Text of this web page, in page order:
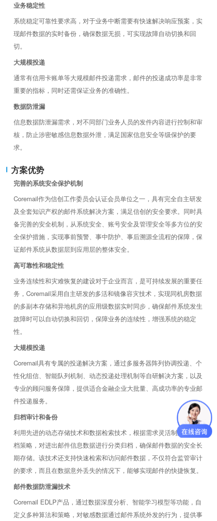
业务稳定性
系统稳定可靠性要求高，对于业务中断需要有快速解决响应预案，实
现邮件数据的实时备份，确保数据无损，可实现故障自动切换和回
切。
大规模投递
通常有信用卡账单等大规模邮件投递需求，邮件的投递成功率是非常
重要的指标，同时还需保证业务的准确性。
数据防泄漏
信息数据防泄漏需求，对不同部门业务人员的发件内容进行控制和审
核，防止涉密敏感信息数据外泄，满足国家信息安全等级保护的要
求。
方案优势
完善的系统安全保护机制
Coremail作为信创工作委员会认证会员单位之一，具有完全自主研发
及全套知识产权的邮件系统解决方案，满足信创的安全要求。同时具
备完善的安全机制，从系统安全、账号安全及管理安全等多方位的安
全保护措施，实现事前预警、事中防护、事后溯源全流程的保障，保
证邮件系统从数据层到应用层的整体安全。
高可靠性和稳定性
业务连续性和灾难恢复的建设对于企业而言，是可持续发展的重要任
务，Coremail采用自主研发的多活和镜像容灾技术，实现同机房数据
的多副本存储和异地机房的应用级数据实时同步，确保邮件系统发生
故障时可以自动切换和回切，保障业务的连续性，增强系统的稳定
性。
大规模投递
Coremail具有专属的投递解决方案，通过多服务器阵列协调投递、个
性化组信、智能队列机制、动态投递处理机制等自研解决方案，以及
专业的顾问服务保障，提供适合金融企业大批量、高成功率的专业邮
件投递服务。
归档审计和备份
利用先进的动态存储技术和数据检索技术，根据需求灵活制定邮件归
档策略，对进出邮件信息数据进行分类归档，确保邮件数据的安全长
期存储。该技术还支持快速检索和访问邮件数据，不仅符合监管审计
的要求，而且在数据意外丢失的情况下，能够实现邮件的快捷恢复。
邮件数据防泄漏技术
Coremail EDLP产品，通过数据深度分析、智能学习模型等功能，自
定义多种算法和策略，对敏感数据通过邮件系统外发的行为，提供事